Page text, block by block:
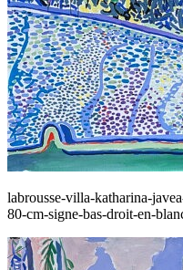
labrousse-villa-katharina-
80-cm-signe-bas-droit-en-